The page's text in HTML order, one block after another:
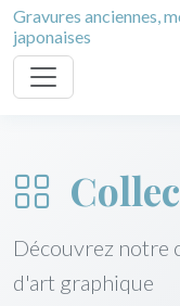
Gravures anciennes,
japonaises
Découvrez notre
d'art graphique